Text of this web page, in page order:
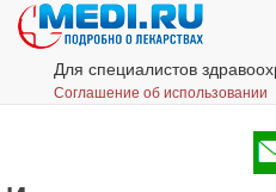
Для специалистов
Соглашение об использовании